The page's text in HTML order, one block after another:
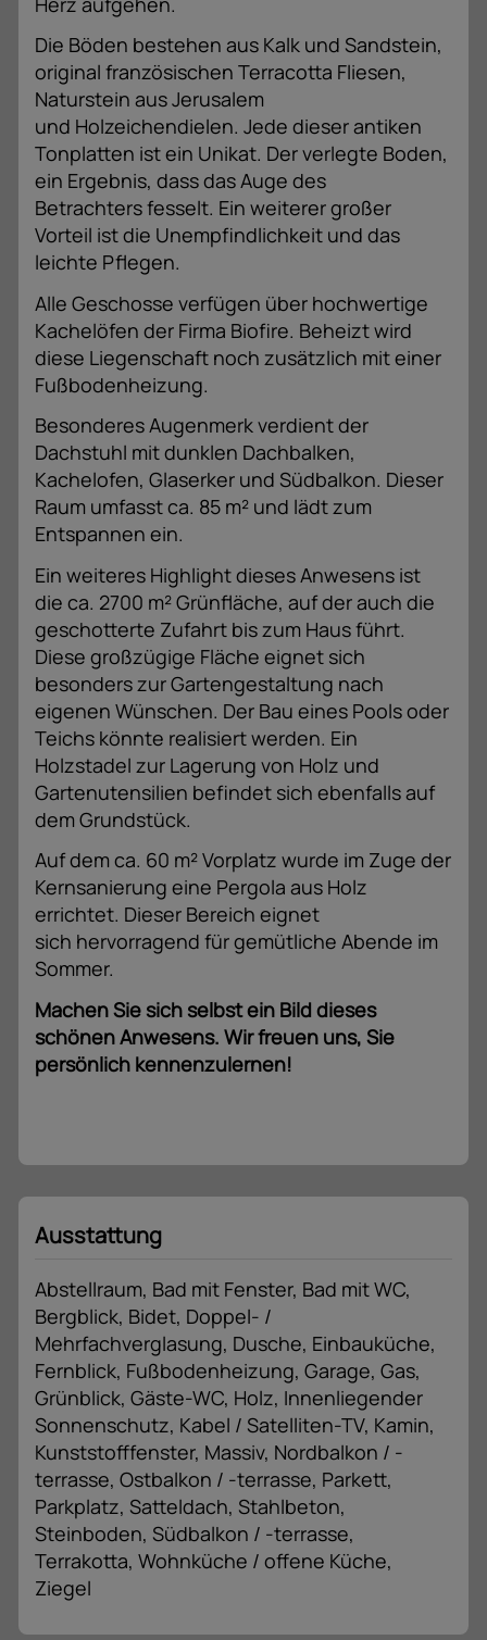
Die Böden bestehen aus Kalk und Sandstein,
original französischen Terracotta Fliesen,
Naturstein aus Jerusalem
und Holzeichendielen. Jede dieser antiken
Tonplatten ist ein Unikat. Der verlegte Boden,
ein Ergebnis, dass das Auge des
Betrachters fesselt. Ein weiterer großer
Vorteil ist die Unempfindlichkeit und das
leichte Pflegen.
Alle Geschosse verfügen über hochwertige
Kachelöfen der Firma Biofire. Beheizt wird
diese Liegenschaft noch zusätzlich mit einer
Fußbodenheizung.
Besonderes Augenmerk verdient der
Dachstuhl mit dunklen Dachbalken,
Kachelofen, Glaserker und Südbalkon. Dieser
Raum umfasst ca. 85 m² und lädt zum
Entspannen ein.
Ein weiteres Highlight dieses Anwesens ist
die ca. 2700 m² Grünfläche, auf der auch die
geschotterte Zufahrt bis zum Haus führt.
Diese großzügige Fläche eignet sich
besonders zur Gartengestaltung nach
eigenen Wünschen. Der Bau eines Pools oder
Teichs könnte realisiert werden. Ein
Holzstadel zur Lagerung von Holz und
Gartenutensilien befindet sich ebenfalls auf
dem Grundstück.
Auf dem ca. 60 m² Vorplatz wurde im Zuge der
Kernsanierung eine Pergola aus Holz
errichtet. Dieser Bereich eignet
sich hervorragend für gemütliche Abende im
Sommer.
Machen Sie sich selbst ein Bild dieses
schönen Anwesens. Wir freuen uns, Sie
persönlich kennenzulernen!
Ausstattung
Abstellraum Bad mit Fenster Bad mit WC
Bergblick Bidet Doppel- /
Mehrfachverglasung Dusche Einbauküche
Fernblick Fußbodenheizung Garage Gas
Grünblick Gäste-WC Holz Innenliegender
Sonnenschutz Kabel / Satelliten-TV Kamin
Kunststofffenster Massiv Nordbalkon / -
terrasse Ostbalkon / -terrasse Parkett
Parkplatz Satteldach Stahlbeton
Steinboden Südbalkon / -terrasse
Terrakotta Wohnküche / offene Küche
Ziegel